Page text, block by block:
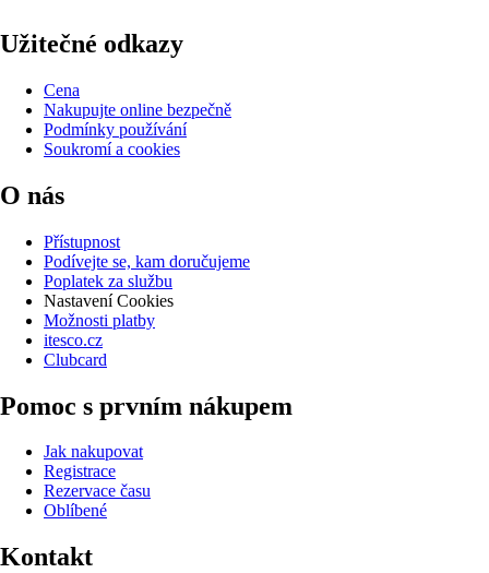
Užitečné odkazy
Cena
Nakupujte online bezpečně
Podmínky používání
Soukromí a cookies
O nás
Přístupnost
Podívejte se, kam doručujeme
Poplatek za službu
Nastavení Cookies
Možnosti platby
itesco.cz
Clubcard
Pomoc s prvním nákupem
Jak nakupovat
Registrace
Rezervace času
Oblíbené
Kontakt